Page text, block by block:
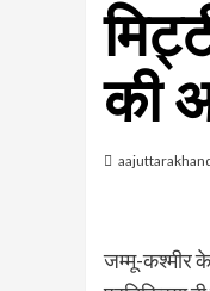
की
जम्मू-कश्मीर